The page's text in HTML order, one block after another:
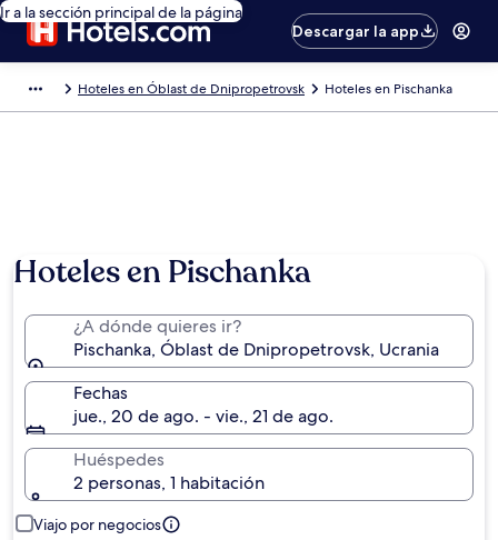
Ir a la sección principal de la página
Descargar la app
Hoteles en Óblast de Dnipropetrovsk Hoteles en Pischanka
Hoteles en Pischanka
¿A dónde quieres ir?
Pischanka, Óblast de Dnipropetrovsk, Ucrania
Fechas
jue., 20 de ago. - vie., 21 de ago.
Huéspedes
2 personas, 1 habitación
Viajo por negocios